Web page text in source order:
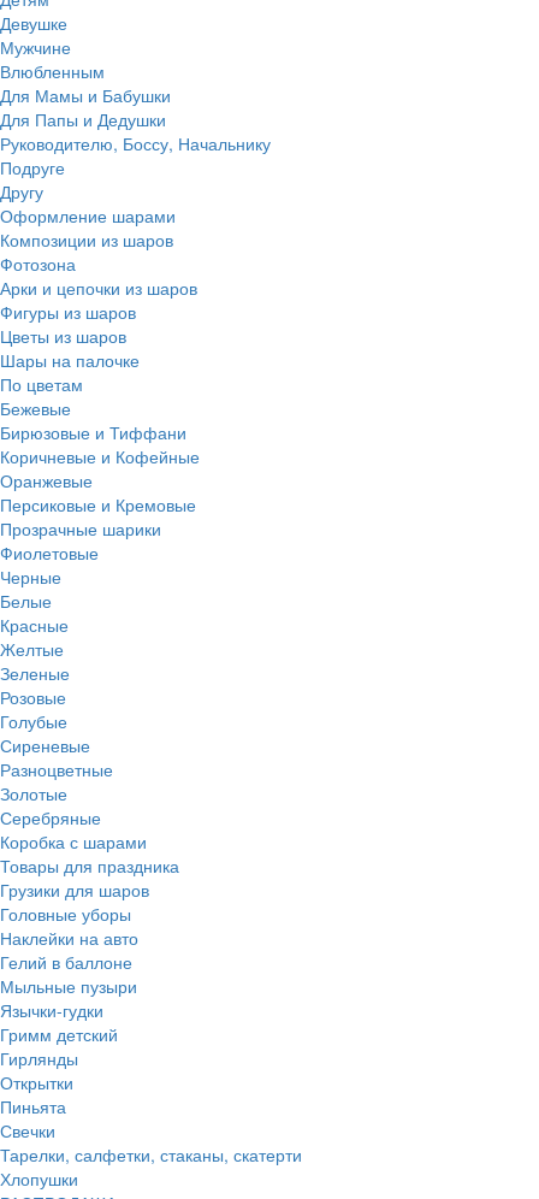
Девушке
Мужчине
Влюбленным
Для Мамы и Бабушки
Для Папы и Дедушки
Руководителю, Боссу, Начальнику
Подруге
Другу
Оформление шарами
Композиции из шаров
Фотозона
Арки и цепочки из шаров
Фигуры из шаров
Цветы из шаров
Шары на палочке
По цветам
Бежевые
Бирюзовые и Тиффани
Коричневые и Кофейные
Оранжевые
Персиковые и Кремовые
Прозрачные шарики
Фиолетовые
Черные
Белые
Красные
Желтые
Зеленые
Розовые
Голубые
Сиреневые
Разноцветные
Золотые
Серебряные
Коробка с шарами
Товары для праздника
Грузики для шаров
Головные уборы
Наклейки на авто
Гелий в баллоне
Мыльные пузыри
Язычки-гудки
Гримм детский
Гирлянды
Открытки
Пиньята
Свечки
Тарелки, салфетки, стаканы, скатерти
Хлопушки